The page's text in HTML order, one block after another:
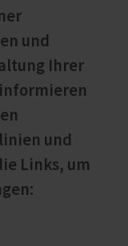
und
Ihrer
und
Links, um